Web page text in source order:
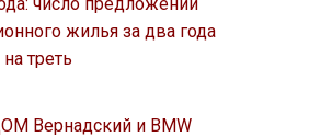
жилья за два года
треть
Вернадский и BMW